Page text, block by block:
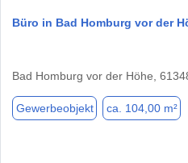
Büro in Bad Homburg vor der
Bad Homburg vor der Höhe,
Gewerbeobjekt ca. 104,00 m²